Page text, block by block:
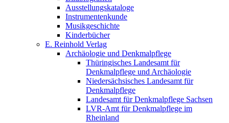
Ausstellungskataloge
Instrumentenkunde
Musikgeschichte
Kinderbücher
E. Reinhold Verlag
Archäologie und Denkmalpflege
Thüringisches Landesamt für
Denkmalpflege und Archäologie
Niedersächsisches Landesamt für
Denkmalpflege
Landesamt für Denkmalpflege Sachsen
LVR-Amt für Denkmalpflege im
Rheinland